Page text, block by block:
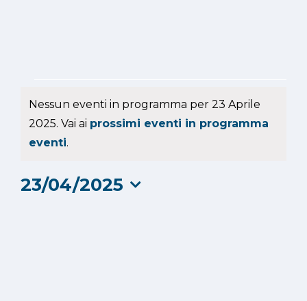
Eventi
for
Aprile
Nessun eventi in programma per 23 Aprile
2025. Vai ai prossimi eventi in programma
eventi.
23/04/2025